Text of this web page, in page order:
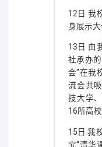
12日 我
身展示大
13日 由
社承办
会”在我
流会共
技大学
16所高
15日 我